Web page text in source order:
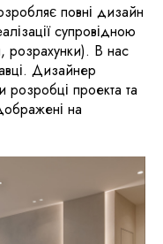
повні дизайн
супровідною
розрахунки). В нас
Дизайнер
розробці проекта та
на